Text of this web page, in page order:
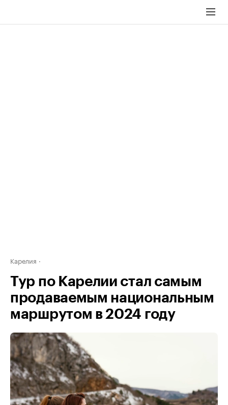
Карелия
Тур по Карелии стал самым
продаваемым национальным
маршрутом в 2024 году